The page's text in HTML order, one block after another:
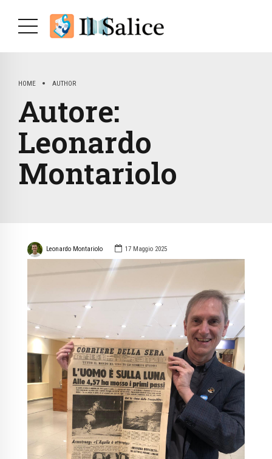
HOME AUTHOR
Autore:
Leonardo
Montariolo
Leonardo Montariolo 17 Maggio 2025